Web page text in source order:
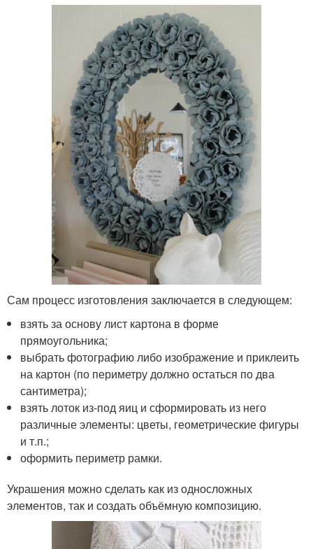
Сам процесс изготовления заключается в следующем:
взять за основу лист картона в форме
прямоугольника;
выбрать фотографию либо изображение и приклеить
на картон (по периметру должно остаться по два
сантиметра);
взять лоток из-под яиц и сформировать из него
различные элементы: цветы, геометрические фигуры
и т.п.;
оформить периметр рамки.
Украшения можно сделать как из односложных
элементов, так и создать объёмную композицию.